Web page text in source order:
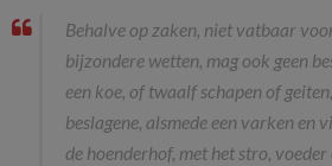
Behalve op zaken, niet vatbaar
bijzondere wetten, mag ook geen
een koe, of twaalf schapen of
beslagene, alsmede een varken en
de hoenderhof, met het stro,